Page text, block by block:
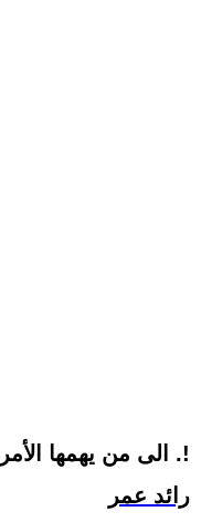
الى من يهمها الأمر .!
رائد عمر